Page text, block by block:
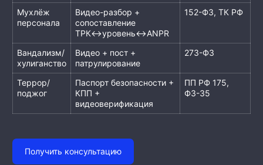
Мухлёж
персонала
Видео-разбор +
сопоставление
ТРК↔уровень↔ANPR
152-ФЗ, ТК РФ
Вандализм/
хулиганство
Видео + пост +
патрулирование
273-ФЗ
Террор/
поджог
Паспорт безопасности +
КПП +
видеоверификация
ПП РФ 175,
ФЗ-35
Получить консультацию